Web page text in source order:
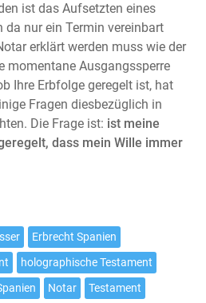
ist das Aufsetzten eines
nur ein Termin vereinbart
erklärt werden muss wie der
momentane Ausgangssperre
Ihre Erbfolge geregelt ist, hat
Fragen diesbezüglich in
Die Frage ist: ist meine
dass mein Wille immer
Erbrecht Spanien
holographische Testament
Notar
Testament